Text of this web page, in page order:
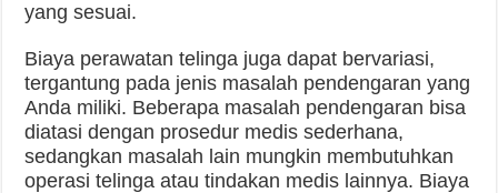
yang sesuai.
Biaya perawatan telinga juga dapat bervariasi,
tergantung pada jenis masalah pendengaran yang
Anda miliki. Beberapa masalah pendengaran bisa
diatasi dengan prosedur medis sederhana,
sedangkan masalah lain mungkin membutuhkan
operasi telinga atau tindakan medis lainnya. Biaya